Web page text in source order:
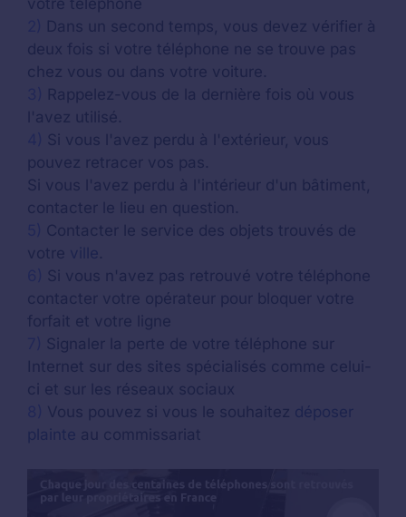
Dans un second temps, vous devez vérifier à
deux fois si votre téléphone ne se trouve pas
chez vous ou dans votre voiture.
Rappelez-vous de la dernière fois où vous
l'avez utilisé.
Si vous l'avez perdu à l'extérieur, vous
pouvez retracer vos pas.
Si vous l'avez perdu à l'intérieur d'un bâtiment,
contacter le lieu en question.
Contacter le service des objets trouvés de
votre ville.
Si vous n'avez pas retrouvé votre téléphone
contacter votre opérateur pour bloquer votre
forfait et votre ligne
Signaler la perte de votre téléphone sur
Internet sur des sites spécialisés comme celui-
ci et sur les réseaux sociaux
Vous pouvez si vous le souhaitez déposer
plainte au commissariat